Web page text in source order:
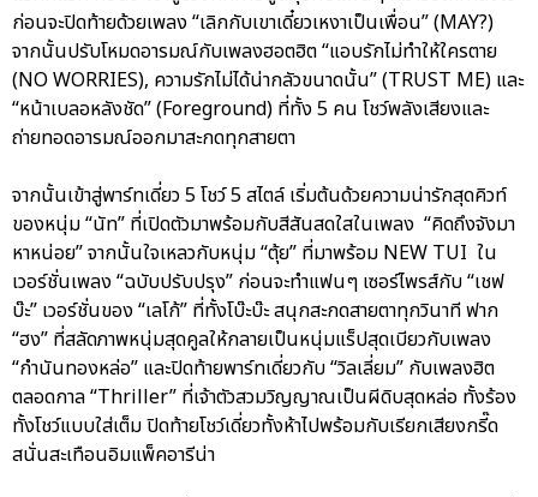
ก่อนจะปิดท้ายด้วยเพลง “เลิกกับเขาเดี๋ยวเหงาเป็นเพื่อน” (MAY?)
จากนั้นปรับโหมดอารมณ์กับเพลงฮอตฮิต “แอบรักไม่ทำให้ใครตาย
(NO WORRIES), ความรักไม่ได้น่ากลัวขนาดนั้น” (TRUST ME) และ
“หน้าเบลอหลังชัด” (Foreground) ที่ทั้ง 5 คน โชว์พลังเสียงและ
ถ่ายทอดอารมณ์ออกมาสะกดทุกสายตา
จากนั้นเข้าสู่พาร์ทเดี่ยว 5 โชว์ 5 สไตล์ เริ่มต้นด้วยความน่ารักสุดคิวท์
ของหนุ่ม “นัท” ที่เปิดตัวมาพร้อมกับสีสันสดใสในเพลง “คิดถึงจังมา
หาหน่อย” จากนั้นใจเหลวกับหนุ่ม “ตุ้ย” ที่มาพร้อม NEW TUI ใน
เวอร์ชั่นเพลง “ฉบับปรับปรุง” ก่อนจะทำแฟนๆ เซอร์ไพรส์กับ “เชฟ
บ๊ะ” เวอร์ชั่นของ “เลโก้” ที่ทั้งโบ๊ะบ๊ะ สนุกสะกดสายตาทุกวินาที ฟาก
“ฮง” ที่สลัดภาพหนุ่มสุดคูลให้กลายเป็นหนุ่มแร็ปสุดเบียวกับเพลง
“กำนันทองหล่อ” และปิดท้ายพาร์ทเดี่ยวกับ “วิลเลี่ยม” กับเพลงฮิต
ตลอดกาล “Thriller” ที่เจ้าตัวสวมวิญญาณเป็นผีดิบสุดหล่อ ทั้งร้อง
ทั้งโชว์แบบใส่เต็ม ปิดท้ายโชว์เดี่ยวทั้งห้าไปพร้อมกับเรียกเสียงกรี๊ด
สนั่นสะเทือนอิมแพ็คอารีน่า